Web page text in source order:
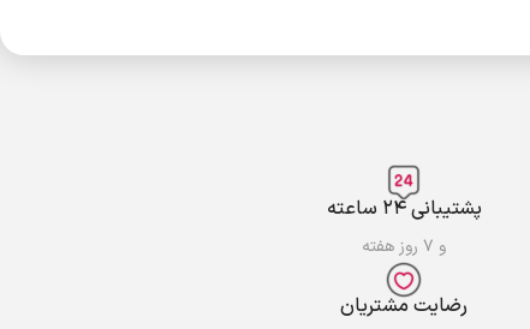
پشتیبانی ۲۴ ساعته
و ۷ روز هفته
رضایت مشتریان